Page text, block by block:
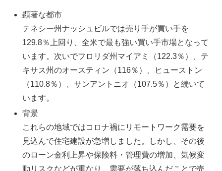
顕著な都市
テネシー州ナッシュビルでは売り手が買い手を
129.8％上回り、全米で最も強い買い手市場となって
います。次いでフロリダ州マイアミ（122.3％）、テ
キサス州のオースティン（116％）、ヒューストン
（110.8％）、サンアントニオ（107.5％）と続いて
います。
背景
これらの地域ではコロナ禍にリモートワーク需要を
見込んで住宅建設が急増しました。しかし、その後
のローン金利上昇や保険料・管理費の増加、気候変
動リスクなどが重なり、需要が落ち込んだことで売